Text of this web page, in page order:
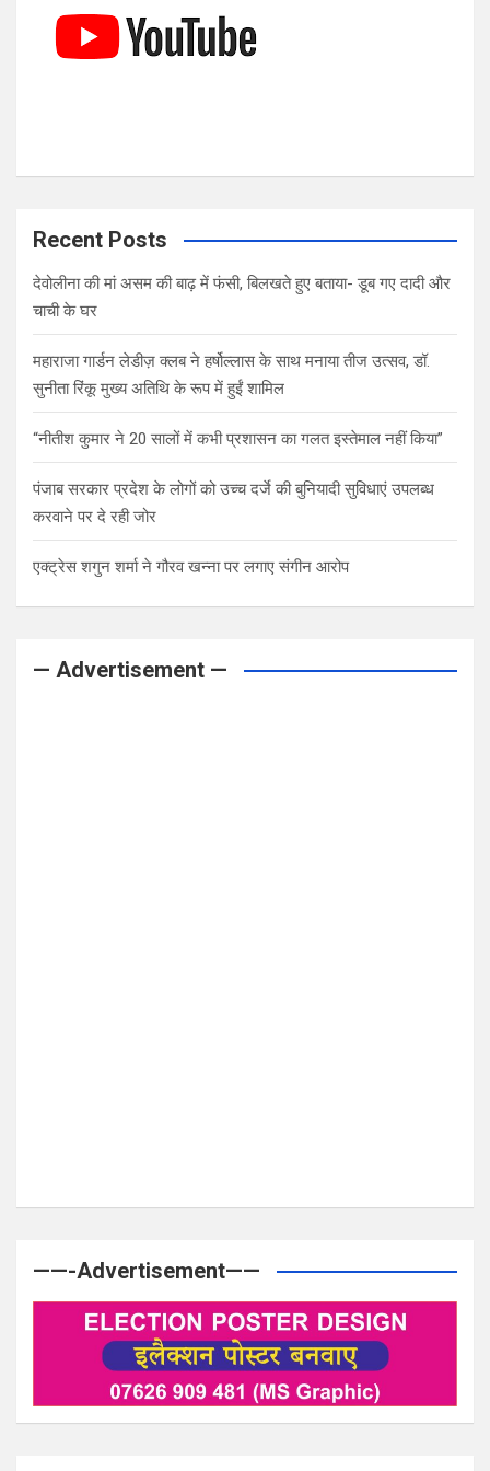
Recent Posts
देवोलीना की मां असम की बाढ़ में फंसी, बिलखते हुए बताया- डूब गए दादी और
चाची के घर
महाराजा गार्डन लेडीज़ क्लब ने हर्षोल्लास के साथ मनाया तीज उत्सव, डॉ.
सुनीता रिंकू मुख्य अतिथि के रूप में हुईं शामिल
“नीतीश कुमार ने 20 सालों में कभी प्रशासन का गलत इस्तेमाल नहीं किया”
पंजाब सरकार प्रदेश के लोगों को उच्च दर्जे की बुनियादी सुविधाएं उपलब्ध
करवाने पर दे रही जोर
एक्ट्रेस शगुन शर्मा ने गौरव खन्ना पर लगाए संगीन आरोप
— Advertisement —
——-Advertisement——